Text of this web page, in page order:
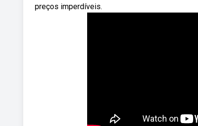
preços imperdíveis.